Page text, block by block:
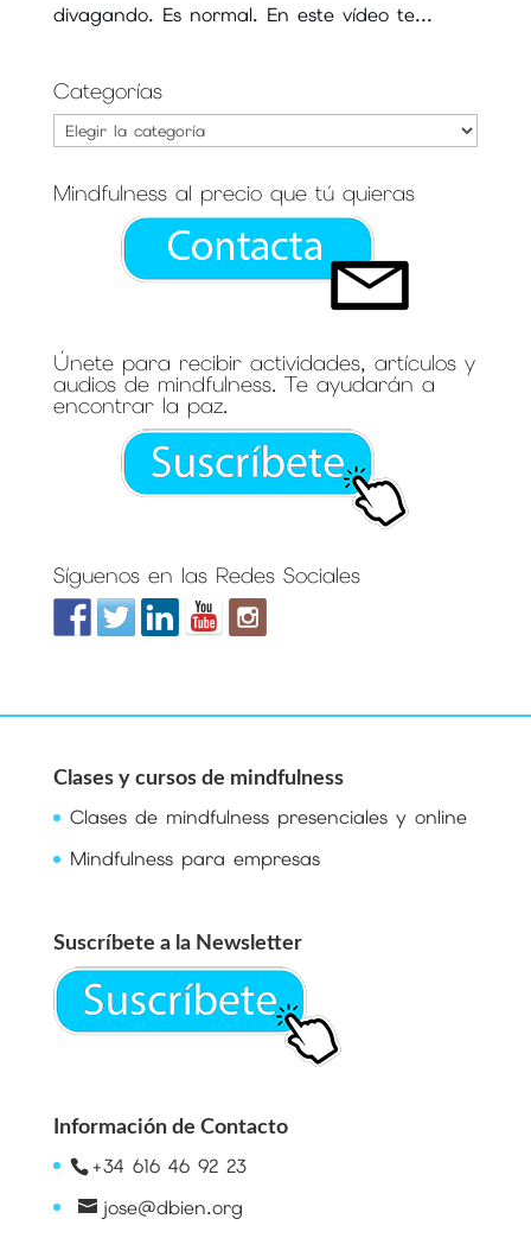
divagando. Es normal. En este vídeo te...
Categorías
Categorías
Mindfulness al precio que tú quieras
Únete para recibir actividades, artículos y
audios de mindfulness. Te ayudarán a
encontrar la paz.
Síguenos en las Redes Sociales
Clases y cursos de mindfulness
Clases de mindfulness presenciales y online
Mindfulness para empresas
Suscríbete a la Newsletter
Información de Contacto
+34 616 46 92 23
jose@dbien.org